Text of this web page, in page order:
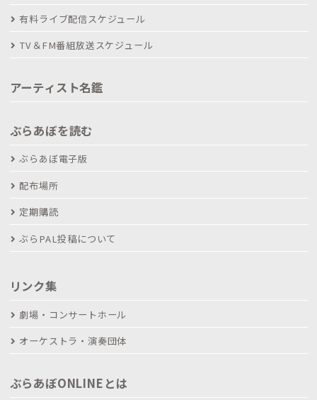
有料ライブ配信スケジュール
TV＆FM番組放送スケジュール
アーティスト名鑑
ぶらあぼを読む
ぶらあぼ電子版
配布場所
定期購読
ぶらPAL投稿について
リンク集
劇場・コンサートホール
オーケストラ・演奏団体
ぶらあぼONLINEとは